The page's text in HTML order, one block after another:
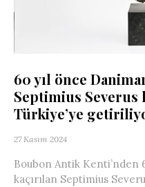
60 yıl önce
Septimius Severus
Türkiye’ye
27 Kasım 2024
Boubon Antik Kenti’nden
kaçırılan Septimius